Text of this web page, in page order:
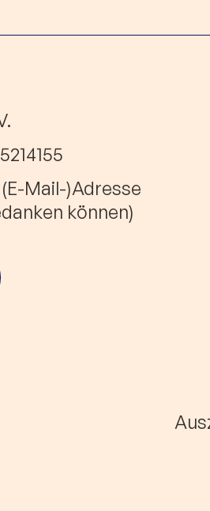
Mail-)Adresse
können)